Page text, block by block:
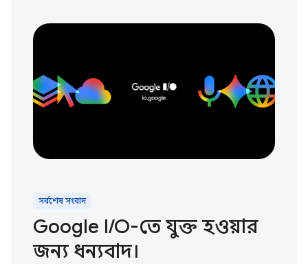
সর্বশেষ সংবাদ
Google I / O-তে যুক্ত হওয়ার
জন্য ধন্যবাদ।